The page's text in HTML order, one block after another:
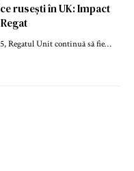
rusești în UK: Impact
Regatul Unit continuă să fie…